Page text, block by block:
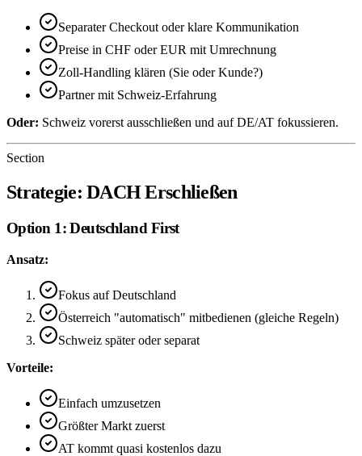
Separater Checkout oder klare Kommunikation
Preise in CHF oder EUR mit Umrechnung
Zoll-Handling klären (Sie oder Kunde?)
Partner mit Schweiz-Erfahrung
Oder: Schweiz vorerst ausschließen und auf DE/AT fokussieren.
Section
Strategie: DACH Erschließen
Option 1: Deutschland First
Ansatz:
Fokus auf Deutschland
Österreich "automatisch" mitbedienen (gleiche Regeln)
Schweiz später oder separat
Vorteile:
Einfach umzusetzen
Größter Markt zuerst
AT kommt quasi kostenlos dazu